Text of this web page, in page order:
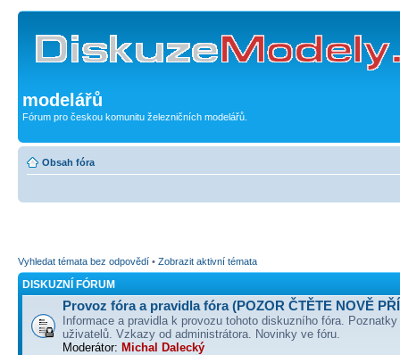
modelářů
Fórum pro českou komunitu železničních modelářů.
Obsah fóra
Vyhledat témata bez odpovědí • Zobrazit aktivní témata
DISKUZNÍ FÓRUM
Provoz fóra a pravidla fóra (POZOR ČTĚTE NOVĚ
Informace a pravidla k provozu tohoto diskuzního fóra.
uživatelů. Vzkazy od administrátora. Novinky ve fóru.
Moderátor: Michal Dalecký